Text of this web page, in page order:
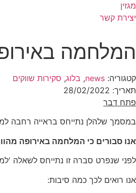
מגזין
יצירת קשר
המלחמה
קטגוריה: news
, בלוג, סקירות שווקים
תאריך: 28/02/2022
פתח דבר
במסמך שלהלן נתייחס בראייה רחבה
אנו סבורים כי המלחמה באירופה
לפני שנפרט סברה זו נתייחס לשאלה
אנו רואים לכך כמה סיבות: